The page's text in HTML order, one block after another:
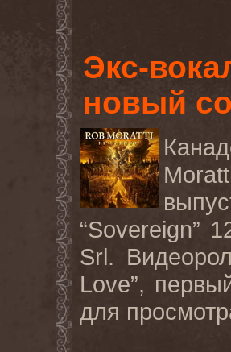
Экс-
новый
“Sovereign”
Srl.
Love”,
для